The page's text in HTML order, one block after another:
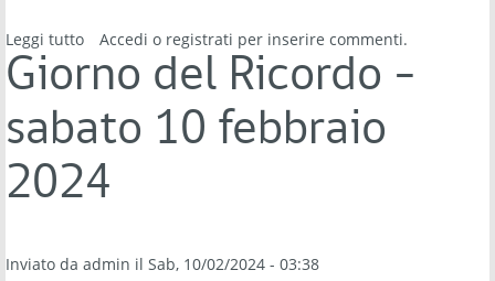
Leggi tutto su Giornata europea dei Giusti dell'Umanità 2024 -
mercoledì 6 marzo 2024
Accedi o registrati per inserire commenti.
Giorno del Ricordo -
sabato 10 febbraio
2024
Inviato da admin il Sab, 10/02/2024 - 03:38